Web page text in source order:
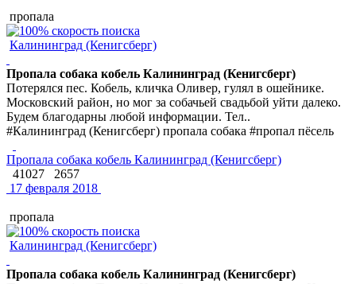
пропала
Калининград (Кенигсберг)
Пропала собака кобель Калининград (Кенигсберг)
Потерялся пес. Кобель, кличка Оливер, гулял в ошейнике.
Московский район, но мог за собачьей свадьбой уйти далеко.
Будем благодарны любой информации. Тел..
#Калининград (Кенигсберг) пропала собака #пропал пёсель
Пропала собака кобель Калининград (Кенигсберг)
41027
2657
17 февраля 2018
пропала
Калининград (Кенигсберг)
Пропала собака кобель Калининград (Кенигсберг)